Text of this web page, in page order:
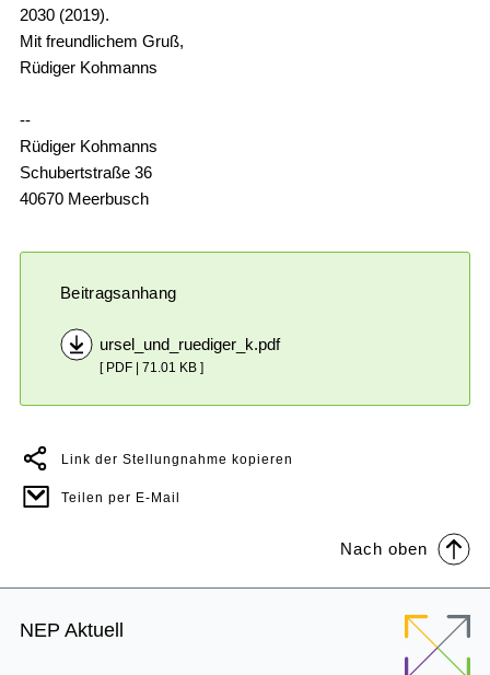
2030 (2019).
Mit freundlichem Gruß,
Rüdiger Kohmanns
--
Rüdiger Kohmanns
Schubertstraße 36
40670 Meerbusch
Beitragsanhang
ursel_und_ruediger_k.pdf
[ PDF | 71.01 KB ]
Link der Stellungnahme kopieren
Teilen per E-Mail
Nach oben
Footer
NEP Aktuell